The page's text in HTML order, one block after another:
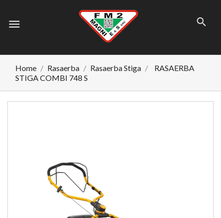
menu
Home Rasaerba Rasaerba Stiga
RASAERBA
STIGA COMBI 748 S